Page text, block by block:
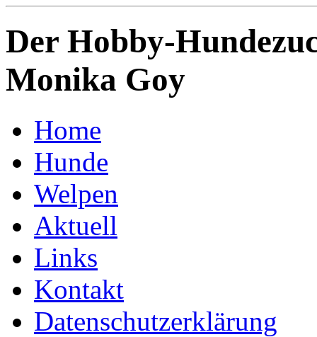
Der Hobby-
Monika Goy
Home
Hunde
Welpen
Aktuell
Links
Kontakt
Datenschutzerklärung